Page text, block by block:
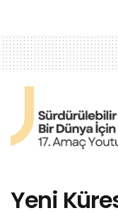
Yeni